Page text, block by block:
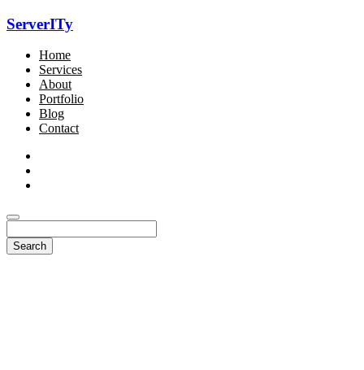
ServerITy
Home
Services
About
Portfolio
Blog
Contact